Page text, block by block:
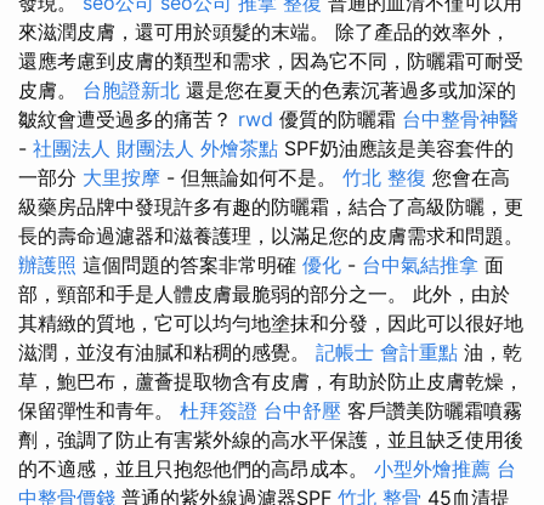
來滋潤皮膚，還可用於頭髮的末端。 除了產品的效率外，
還應考慮到皮膚的類型和需求，因為它不同，防曬霜可耐受
皮膚。 台胞證新北 還是您在夏天的色素沉著過多或加深的
皺紋會遭受過多的痛苦？ rwd 優質的防曬霜 台中整骨神醫
- 社團法人 財團法人 外燴茶點 SPF奶油應該是美容套件的
一部分 大里按摩 - 但無論如何不是。 竹北 整復 您會在高
級藥房品牌中發現許多有趣的防曬霜，結合了高級防曬，更
長的壽命過濾器和滋養護理，以滿足您的皮膚需求和問題。
辦護照 這個問題的答案非常明確 優化 - 台中氣結推拿 面
部，頸部和手是人體皮膚最脆弱的部分之一。 此外，由於
其精緻的質地，它可以均勻地塗抹和分發，因此可以很好地
滋潤，並沒有油膩和粘稠的感覺。 記帳士 會計重點 油，乾
草，鮑巴布，蘆薈提取物含有皮膚，有助於防止皮膚乾燥，
保留彈性和青年。 杜拜簽證 台中舒壓 客戶讚美防曬霜噴霧
劑，強調了防止有害紫外線的高水平保護，並且缺乏使用後
的不適感，並且只抱怨他們的高昂成本。 小型外燴推薦 台
中整骨價錢 普通的紫外線過濾器SPF 竹北 整骨 45血清提